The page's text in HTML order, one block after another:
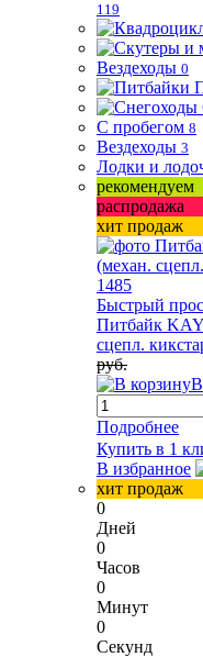
119
Вездеходы 0
С пробегом 8
Вездеходы 3
Лодки и
рекомендуем
распродажа
хит продаж
Быстрый
Питбайк
сцепл.
руб.
В
Подробнее
Купить в 1
В избранное
хит продаж
0
Дней
0
Часов
0
Минут
0
Секунд